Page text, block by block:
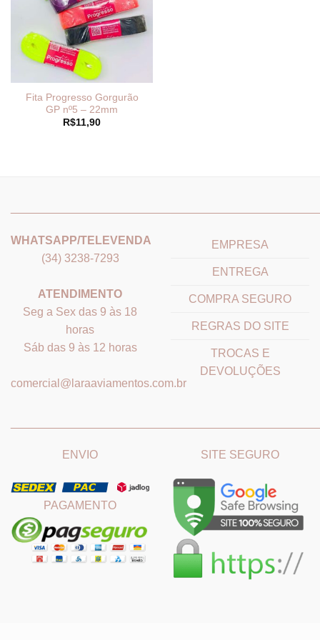
Fita Progresso Gorgurão
GP nº5 – 22mm
R$11,90
WHATSAPP/TELEVENDA
(34) 3238-7293
ATENDIMENTO
Seg a Sex das 9 às 18
horas
Sáb das 9 às 12 horas
comercial@laraaviamentos.com.br
EMPRESA
ENTREGA
COMPRA SEGURO
REGRAS DO SITE
TROCAS E
DEVOLUÇÕES
ENVIO
PAGAMENTO
SITE SEGURO